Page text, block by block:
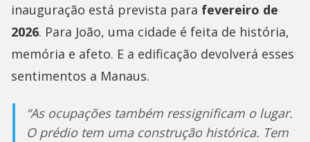
inauguração está prevista para fevereiro de
2026. Para João, uma cidade é feita de história,
memória e afeto. E a edificação devolverá esses
sentimentos a Manaus.
“As ocupações também ressignificam o lugar.
O prédio tem uma construção histórica. Tem